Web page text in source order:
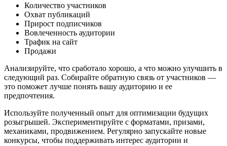
Количество участников
Охват публикаций
Прирост подписчиков
Вовлеченность аудитории
Трафик на сайт
Продажи
Анализируйте, что сработало хорошо, а что можно улучшить в
следующий раз. Собирайте обратную связь от участников —
это поможет лучше понять вашу аудиторию и ее
предпочтения.
Используйте полученный опыт для оптимизации будущих
розыгрышей. Экспериментируйте с форматами, призами,
механиками, продвижением. Регулярно запускайте новые
конкурсы, чтобы поддерживать интерес аудитории и